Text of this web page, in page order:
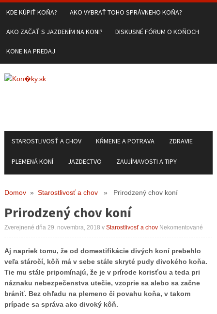
KDE KÚPIŤ KOŇA? AKO VYBRAŤ TOHO SPRÁVNEHO KOŇA?
AKO ZAČAŤ S JAZDENÍM NA KONI? DISKUSNÉ FÓRUM O KOŇOCH
KONE NA PREDAJ
STAROSTLIVOSŤ A CHOV KŔMENIE A POTRAVA ZDRAVIE
PLEMENÁ KONÍ JAZDECTVO ZAUJÍMAVOSTI A TIPY
Domov» Starostlivosť a chov» Prirodzený chov koní
Prirodzený chov koní
Zverejnené dňa 29. novembra, 2018 v Starostlivosť a chov Nekomentované
Aj napriek tomu, že od domestifikácie divých koní prebehlo
veľa stáročí, kôň má v sebe stále skryté pudy divokého koňa.
Tie mu stále pripomínajú, že je v prírode korisťou a teda pri
náznaku nebezpečenstva utečie, vzoprie sa alebo sa začne
brániť. Bez ohľadu na plemeno či povahu koňa, v takom
prípade sa správa ako divoký kôň.